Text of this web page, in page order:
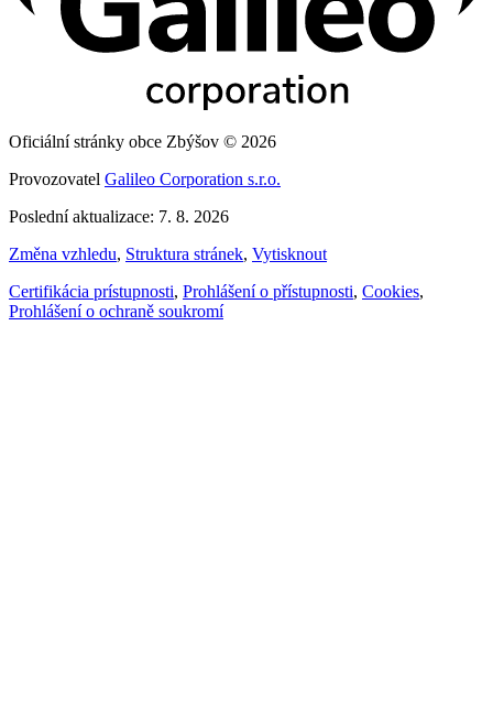
Oficiální stránky obce Zbýšov © 2026
Provozovatel Galileo Corporation s.r.o.
Poslední aktualizace: 7. 8. 2026
Změna vzhledu, Struktura stránek, Vytisknout
Certifikácia prístupnosti, Prohlášení o přístupnosti, Cookies,
Prohlášení o ochraně soukromí